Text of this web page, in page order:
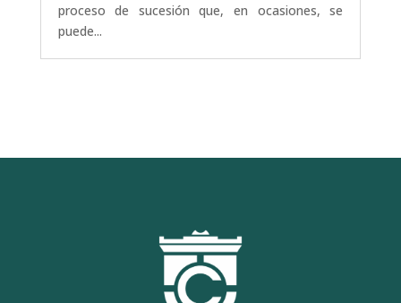
proceso de sucesión que, en ocasiones, se
puede...